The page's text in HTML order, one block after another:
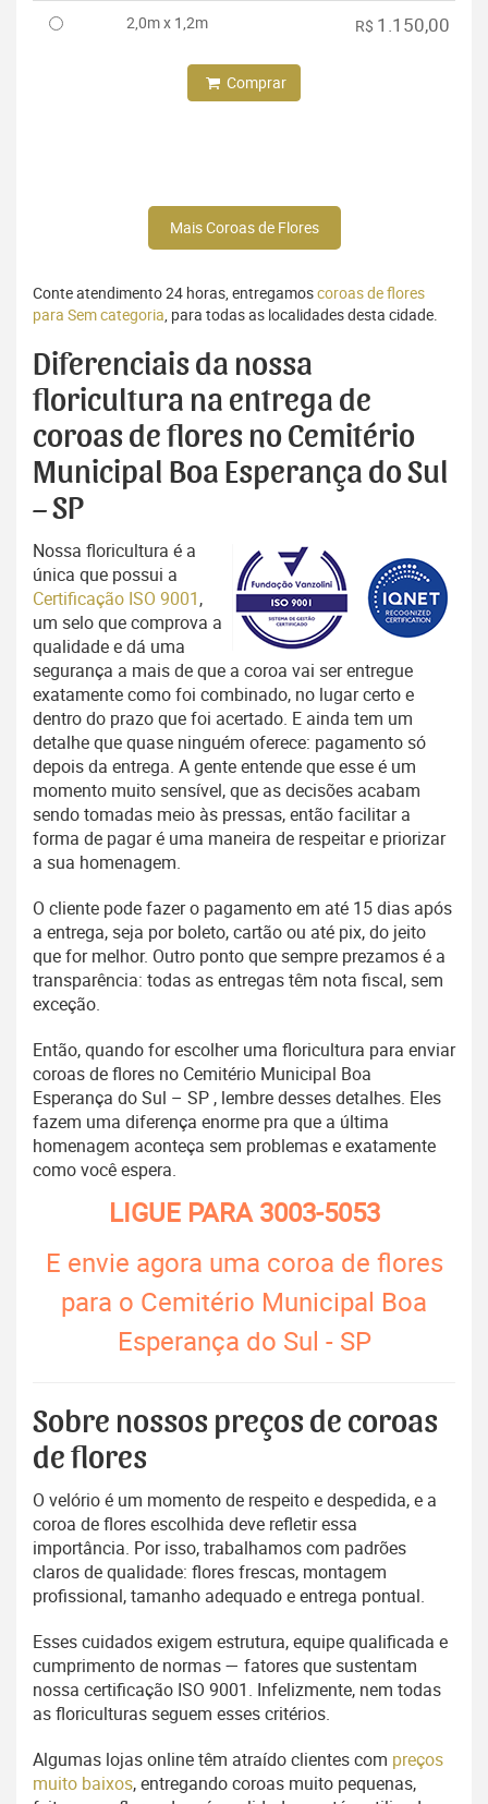
2,0m x 1,2m R$ 1.150,00
Comprar
Mais Coroas de Flores
Conte atendimento 24 horas, entregamoscoroas de flores
para Sem categoria, para todas as localidades desta cidade.
Diferenciais da nossa
floricultura na entrega de
coroas de flores no Cemitério
Municipal Boa Esperança do Sul
– SP
Nossa floricultura é a
única que possui a
Certificação ISO 9001,
um selo que comprova a
qualidade e dá uma
segurança a mais de que a coroa vai ser entregue
exatamente como foi combinado, no lugar certo e
dentro do prazo que foi acertado. E ainda tem um
detalhe que quase ninguém oferece: pagamento só
depois da entrega. A gente entende que esse é um
momento muito sensível, que as decisões acabam
sendo tomadas meio às pressas, então facilitar a
forma de pagar é uma maneira de respeitar e priorizar
a sua homenagem.
O cliente pode fazer o pagamento em até 15 dias após
a entrega, seja por boleto, cartão ou até pix, do jeito
que for melhor. Outro ponto que sempre prezamos é a
transparência: todas as entregas têm nota fiscal, sem
exceção.
Então, quando for escolher uma floricultura para enviar
coroas de flores no Cemitério Municipal Boa
Esperança do Sul – SP , lembre desses detalhes. Eles
fazem uma diferença enorme pra que a última
homenagem aconteça sem problemas e exatamente
como você espera.
LIGUE PARA3003-5053
E envie agora uma coroa de flores
para o Cemitério Municipal Boa
Esperança do Sul - SP
Sobre nossos preços de coroas
de flores
O velório é um momento de respeito e despedida, e a
coroa de flores escolhida deve refletir essa
importância. Por isso, trabalhamos com padrões
claros de qualidade: flores frescas, montagem
profissional, tamanho adequado e entrega pontual.
Esses cuidados exigem estrutura, equipe qualificada e
cumprimento de normas — fatores que sustentam
nossa certificação ISO 9001. Infelizmente, nem todas
as floriculturas seguem esses critérios.
Algumas lojas online têm atraído clientes com preços
muito baixos, entregando coroas muito pequenas,